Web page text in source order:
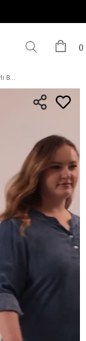
Arma Detaylı Büyük Beden Yıkamalı Bluz İndigo